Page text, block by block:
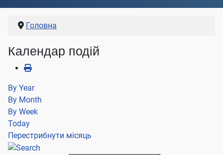
Головна
Календар подій
By Year
By Month
By Week
Today
Перестрибнути місяць